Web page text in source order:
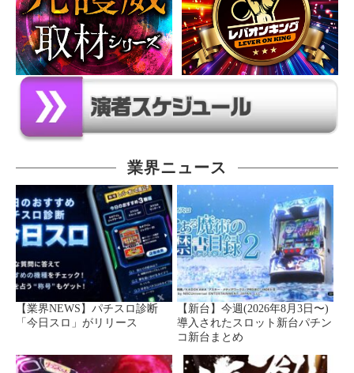
業界ニュース
【業界NEWS】パチスロ診断
「今日スロ」がリリース
【新台】今週(2026年8月3日〜)
導入されたスロット新台パチン
コ新台まとめ